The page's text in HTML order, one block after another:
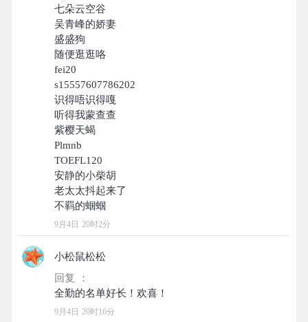
七朵云空谷
吴青峰的娇妻
盛盛狗
随便逛逛咯
fei20
s15557607786202
识得唔识得嘎
听得我蒙查查
紫樱天蝎
Plmnb
TOEFL120
安静的小柴胡
老太太抖起来了
9月4日 20时2分
小松鼠松松
回复 ：
9月4日 20时16分